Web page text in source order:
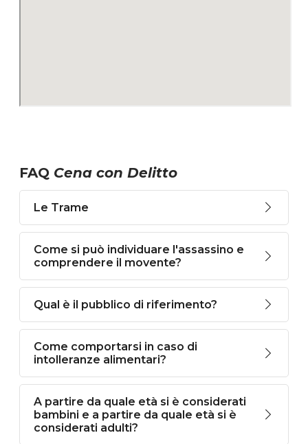
FAQ Cena con Delitto
Le Trame
Come si può individuare l'assassino e
comprendere il movente?
Qual è il pubblico di riferimento?
Come comportarsi in caso di
intolleranze alimentari?
A partire da quale età si è considerati
bambini e a partire da quale età si è
considerati adulti?